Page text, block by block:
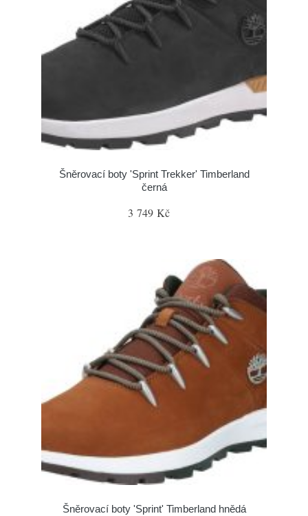
Šněrovací boty 'Sprint Trekker' Timberland
černá
3 749 Kč
Šněrovací boty 'Sprint' Timberland hnědá